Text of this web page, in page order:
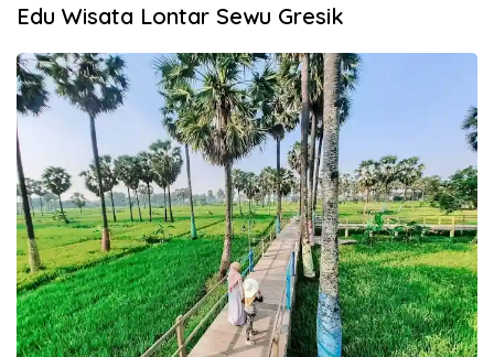
Edu Wisata Lontar Sewu Gresik